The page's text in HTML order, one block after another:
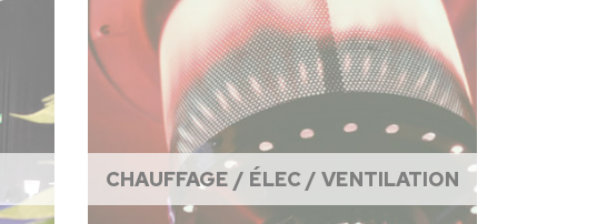
CHAUFFAGE / ÉLEC / VENTILATION